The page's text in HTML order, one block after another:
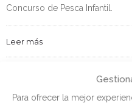
Para ofrecer la mejor
Concurso de Pesca Infantil.
Leer más